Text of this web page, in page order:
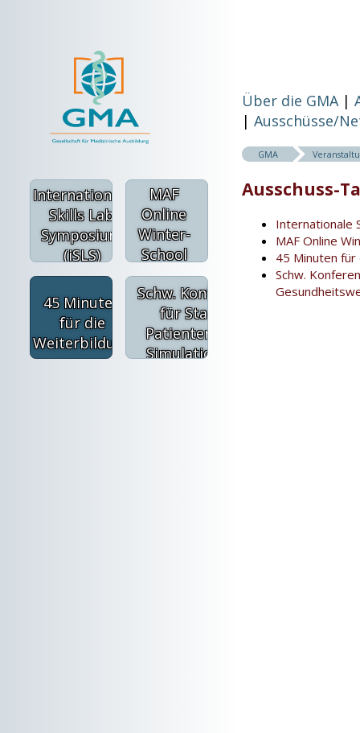
Über die GMA
Ausschüsse/
GMA
Ausschuss-
Internationale
MAF Online
45 Minuten
Schw.
Internationale
Skills Lab
Symposium
(iSLS)
MAF
Online
Winter-
School
45 Minuten
für die
Weiterbildung
Schw. Konferenz
für Stand.
Patienten und
Simulation im